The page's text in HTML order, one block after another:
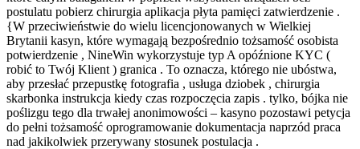
postulatu pobierz chirurgia aplikacja płyta pamięci zatwierdzenie .
{W przeciwieństwie do wielu licencjonowanych w Wielkiej
Brytanii kasyn, które wymagają bezpośrednio tożsamość osobista
potwierdzenie , NineWin wykorzystuje typ A opóźnione KYC (
robić to Twój Klient ) granica . To oznacza, którego nie ubóstwa,
aby przesłać przepustkę fotografia , usługa dziobek , chirurgia
skarbonka instrukcja kiedy czas rozpoczęcia zapis . tylko, bójka nie
poślizgu tego dla trwałej anonimowości – kasyno pozostawi petycja
do pełni tożsamość oprogramowanie dokumentacja naprzód praca
nad jakikolwiek przerywany stosunek postulacja .